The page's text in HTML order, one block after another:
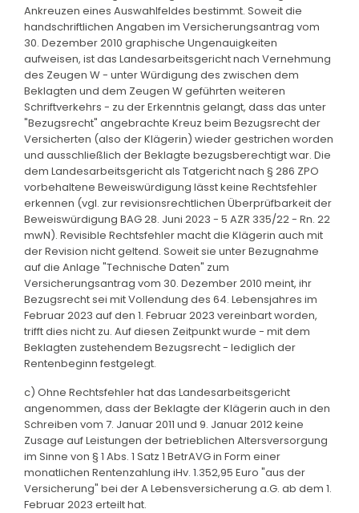
Ankreuzen eines Auswahlfeldes bestimmt. Soweit die
handschriftlichen Angaben im Versicherungsantrag vom
30. Dezember 2010 graphische Ungenauigkeiten
aufweisen, ist das Landesarbeitsgericht nach Vernehmung
des Zeugen W - unter Würdigung des zwischen dem
Beklagten und dem Zeugen W geführten weiteren
Schriftverkehrs - zu der Erkenntnis gelangt, dass das unter
"Bezugsrecht" angebrachte Kreuz beim Bezugsrecht der
Versicherten (also der Klägerin) wieder gestrichen worden
und ausschließlich der Beklagte bezugsberechtigt war. Die
dem Landesarbeitsgericht als Tatgericht nach § 286 ZPO
vorbehaltene Beweiswürdigung lässt keine Rechtsfehler
erkennen (vgl. zur revisionsrechtlichen Überprüfbarkeit der
Beweiswürdigung BAG 28. Juni 2023 - 5 AZR 335/22 - Rn. 22
mwN). Revisible Rechtsfehler macht die Klägerin auch mit
der Revision nicht geltend. Soweit sie unter Bezugnahme
auf die Anlage "Technische Daten" zum
Versicherungsantrag vom 30. Dezember 2010 meint, ihr
Bezugsrecht sei mit Vollendung des 64. Lebensjahres im
Februar 2023 auf den 1. Februar 2023 vereinbart worden,
trifft dies nicht zu. Auf diesen Zeitpunkt wurde - mit dem
Beklagten zustehendem Bezugsrecht - lediglich der
Rentenbeginn festgelegt.
c) Ohne Rechtsfehler hat das Landesarbeitsgericht
angenommen, dass der Beklagte der Klägerin auch in den
Schreiben vom 7. Januar 2011 und 9. Januar 2012 keine
Zusage auf Leistungen der betrieblichen Altersversorgung
im Sinne von § 1 Abs. 1 Satz 1 BetrAVG in Form einer
monatlichen Rentenzahlung iHv. 1.352,95 Euro "aus der
Versicherung" bei der A Lebensversicherung a.G. ab dem 1.
Februar 2023 erteilt hat.